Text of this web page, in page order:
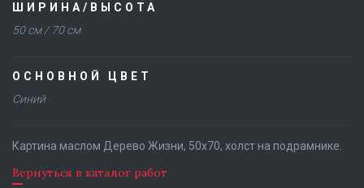
ШИРИНА/ВЫСОТА
50 см / 70 см
ОСНОВНОЙ ЦВЕТ
Синий
Картина маслом Дерево Жизни, 50х70, холст на подрамнике.
Вернуться в каталог работ